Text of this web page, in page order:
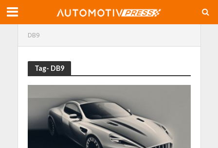
DB9
Tag- DB9